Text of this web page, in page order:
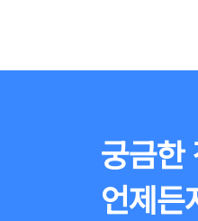
궁금한
언제든